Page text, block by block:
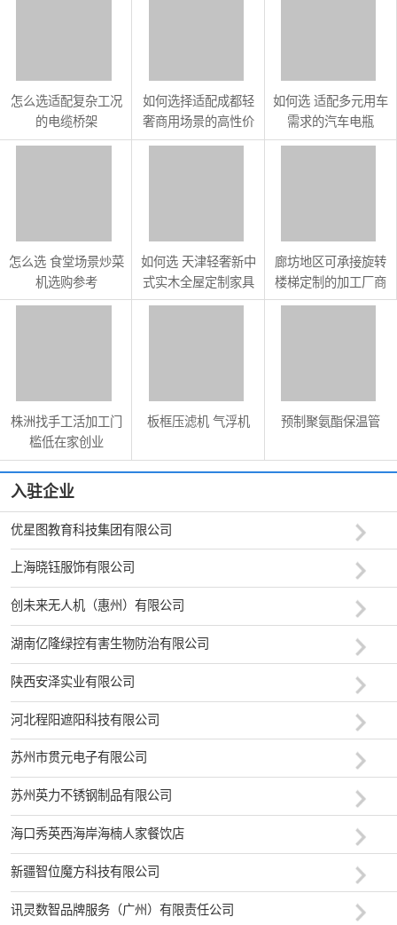
怎么选适配复杂工况
的电缆桥架
如何选择适配成都轻
奢商用场景的高性价
比餐饮家具
如何选 适配多元用车
需求的汽车电瓶
怎么选 食堂场景炒菜
机选购参考
如何选 天津轻奢新中
式实木全屋定制家具
廊坊地区可承接旋转
楼梯定制的加工厂商
具备哪些能力
株洲找手工活加工门
槛低在家创业
板框压滤机 气浮机 预制聚氨酯保温管
入驻企业
优星图教育科技集团有限公司
上海晓钰服饰有限公司
创未来无人机（惠州）有限公司
湖南亿隆绿控有害生物防治有限公司
陕西安泽实业有限公司
河北程阳遮阳科技有限公司
苏州市贯元电子有限公司
苏州英力不锈钢制品有限公司
海口秀英西海岸海楠人家餐饮店
新疆智位魔方科技有限公司
讯灵数智品牌服务（广州）有限责任公司